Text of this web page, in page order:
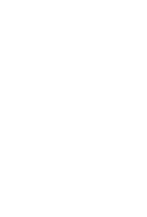
goede spoor.
op de